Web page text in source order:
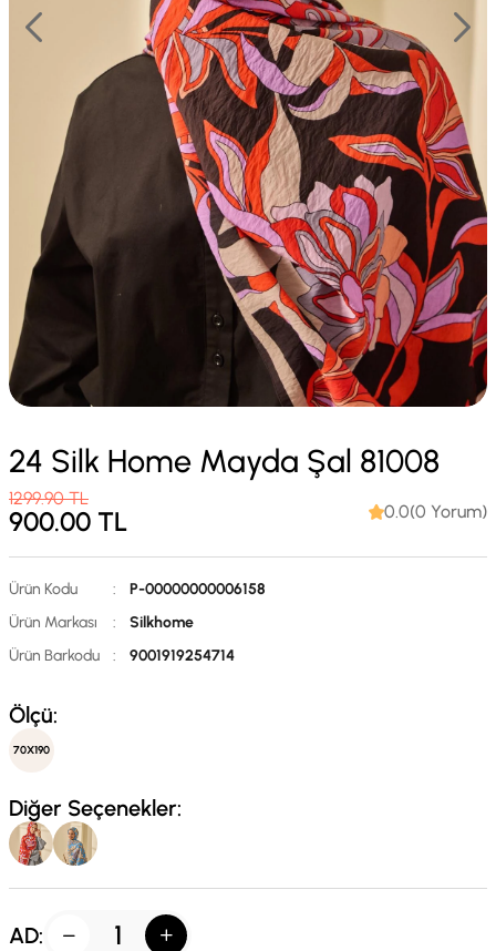
24 Silk Home Mayda Şal 81008
1299.90TL
900.00 TL 0.0(0 Yorum)
Ürün Kodu :
P-00000000006158
Ürün Markası
:
Silkhome
Ürün Barkodu
: 9001919254714
Ölçü:
70X190
Diğer Seçenekler:
AD: